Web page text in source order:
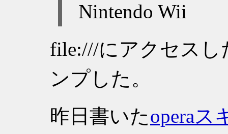
Nintendo Wii
file:///にアクセス
ンプした。
昨日書いたoperaス